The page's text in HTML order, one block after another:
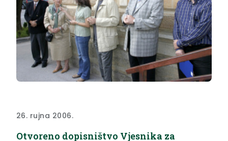
26. rujna 2006.
Otvoreno dopisništvo Vjesnika za